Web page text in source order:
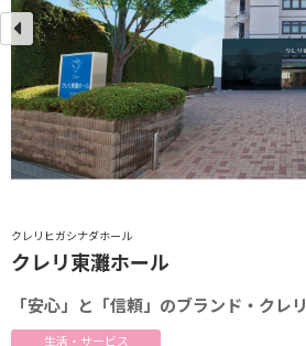
クレリヒガシナダホール
クレリ東灘ホール
「安心」と「信頼」のブランド・クレリ
生活・サービス